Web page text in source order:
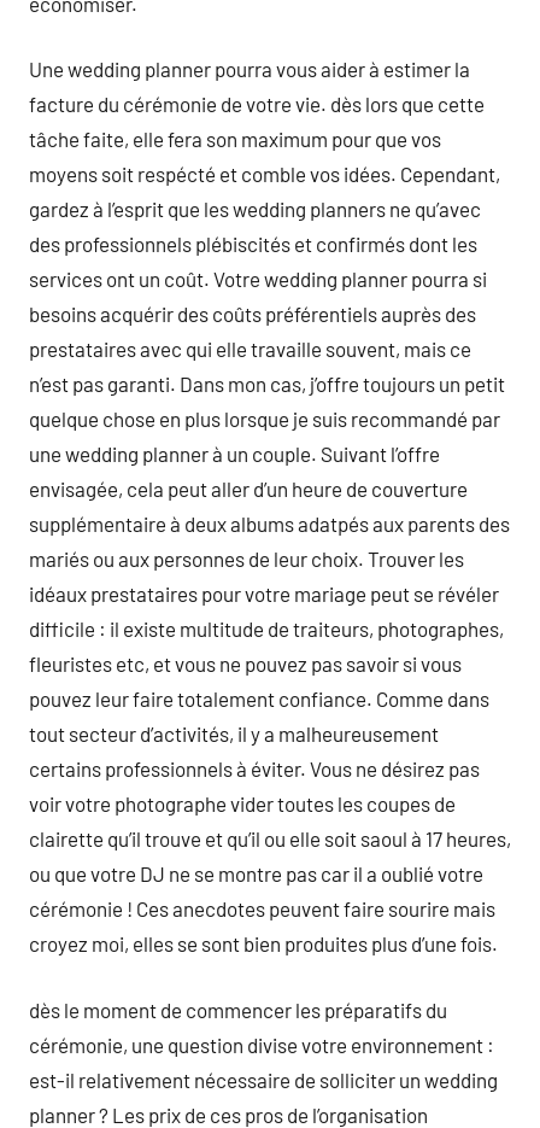
Une wedding planner pourra vous aider à estimer la
facture du cérémonie de votre vie. dès lors que cette
tâche faite, elle fera son maximum pour que vos
moyens soit respécté et comble vos idées. Cependant,
gardez à l’esprit que les wedding planners ne qu’avec
des professionnels plébiscités et confirmés dont les
services ont un coût. Votre wedding planner pourra si
besoins acquérir des coûts préférentiels auprès des
prestataires avec qui elle travaille souvent, mais ce
n’est pas garanti. Dans mon cas, j’offre toujours un petit
quelque chose en plus lorsque je suis recommandé par
une wedding planner à un couple. Suivant l’offre
envisagée, cela peut aller d’un heure de couverture
supplémentaire à deux albums adatpés aux parents des
mariés ou aux personnes de leur choix. Trouver les
idéaux prestataires pour votre mariage peut se révéler
difficile : il existe multitude de traiteurs, photographes,
fleuristes etc, et vous ne pouvez pas savoir si vous
pouvez leur faire totalement confiance. Comme dans
tout secteur d’activités, il y a malheureusement
certains professionnels à éviter. Vous ne désirez pas
voir votre photographe vider toutes les coupes de
clairette qu’il trouve et qu’il ou elle soit saoul à 17 heures,
ou que votre DJ ne se montre pas car il a oublié votre
cérémonie ! Ces anecdotes peuvent faire sourire mais
croyez moi, elles se sont bien produites plus d’une fois.
dès le moment de commencer les préparatifs du
cérémonie, une question divise votre environnement :
est-il relativement nécessaire de solliciter un wedding
planner ? Les prix de ces pros de l’organisation